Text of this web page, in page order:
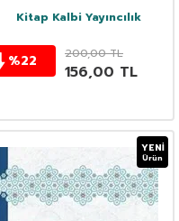
Kitap Kalbi Yayıncılık
%22 200,00TL
156,00 TL
YENI
Ürün